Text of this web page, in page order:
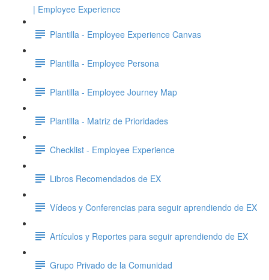
| Employee Experience
Plantilla - Employee Experience Canvas
Plantilla - Employee Persona
Plantilla - Employee Journey Map
Plantilla - Matriz de Prioridades
Checklist - Employee Experience
Libros Recomendados de EX
Vídeos y Conferencias para seguir aprendiendo de EX
Artículos y Reportes para seguir aprendiendo de EX
Grupo Privado de la Comunidad